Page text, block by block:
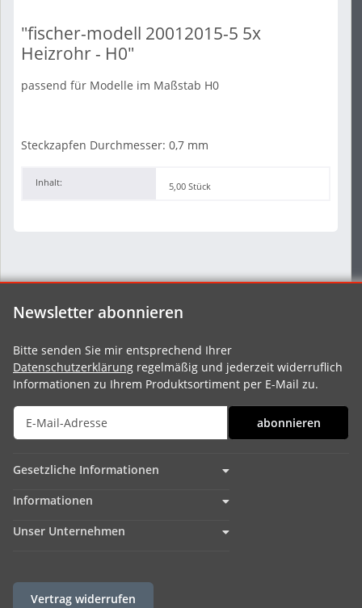
"fischer-modell 20012015-5 5x
Heizrohr - H0"
passend für Modelle im Maßstab H0
Steckzapfen Durchmesser: 0,7 mm
Inhalt: 5,00 Stück
Newsletter abonnieren
Bitte senden Sie mir entsprechend Ihrer
Datenschutzerklärung regelmäßig und jederzeit widerruflich
Informationen zu Ihrem Produktsortiment per E-Mail zu.
abonnieren
Gesetzliche Informationen
Informationen
Unser Unternehmen
Vertrag widerrufen